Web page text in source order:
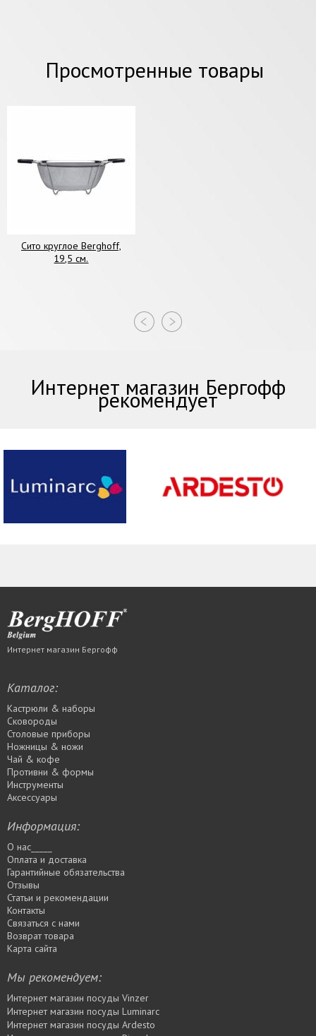
Просмотренные товары
Сито круглое Berghoff,
19,5 см.
Интернет магазин Бергофф
рекомендует
Интернет магазин Бергофф
Каталог:
Кастрюли & наборы
Сковороды
Столовые приборы
Ножницы & ножи
Чай & кофе
Противни & формы
Инструменты
Аксессуары
Информация:
О нас_____
Оплата и доставка
Гарантийные обязательства
Отзывы
Статьи и рекомендации
Контакты
Связаться с нами
Возврат товара
Карта сайта
Мы рекомендуем:
Интернет магазин посуды Vinzer
Интернет магазин посуды Luminarc
Интернет магазин посуды Ardesto